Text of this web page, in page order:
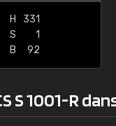
H
331
S
1
B
92
S 1001-R